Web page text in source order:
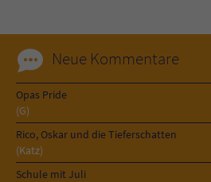
Neue Kommentare
Opas Pride
(G)
Rico, Oskar und die Tieferschatten
(Katz)
Schule mit Juli